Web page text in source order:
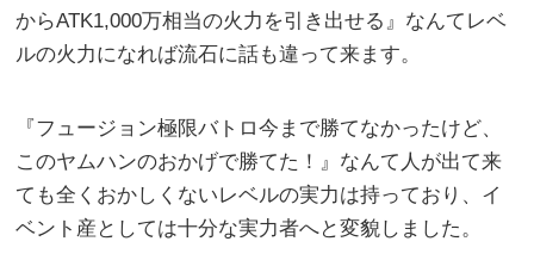
からATK1,000万相当の火力を引き出せる』なんてレベ
ルの火力になれば流石に話も違って来ます。
『フュージョン極限バトロ今まで勝てなかったけど、
このヤムハンのおかげで勝てた！』なんて人が出て来
ても全くおかしくないレベルの実力は持っており、イ
ベント産としては十分な実力者へと変貌しました。